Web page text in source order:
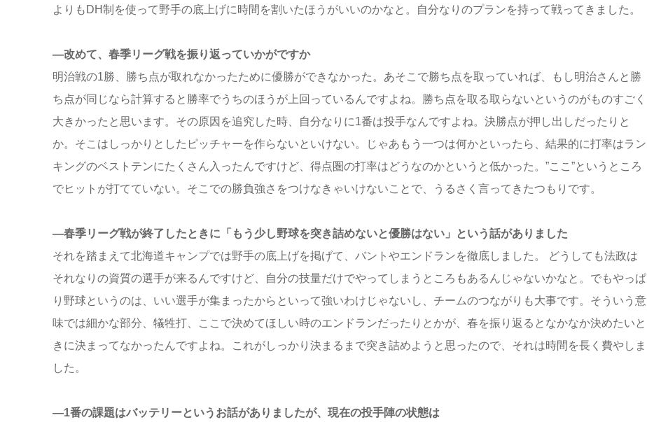
よりもDH制を使って野手の底上げに時間を割いたほうがいいのかなと。自分なりのプランを持って戦ってきました。
―改めて、春季リーグ戦を振り返っていかがですか
明治戦の1勝、勝ち点が取れなかったために優勝ができなかった。あそこで勝ち点を取っていれば、もし明治さんと勝
ち点が同じなら計算すると勝率でうちのほうが上回っているんですよね。勝ち点を取る取らないというのがものすごく
大きかったと思います。その原因を追究した時、自分なりに1番は投手なんですよね。決勝点が押し出しだったりと
か。そこはしっかりとしたピッチャーを作らないといけない。じゃあもう一つは何かといったら、結果的に打率はラン
キングのベストテンにたくさん入ったんですけど、得点圏の打率はどうなのかというと低かった。”ここ”というところ
でヒットが打てていない。そこでの勝負強さをつけなきゃいけないことで、うるさく言ってきたつもりです。
―春季リーグ戦が終了したときに「もう少し野球を突き詰めないと優勝はない」という話がありました
それを踏まえて北海道キャンプでは野手の底上げを掲げて、バントやエンドランを徹底しました。 どうしても法政は
それなりの資質の選手が来るんですけど、自分の技量だけでやってしまうところもあるんじゃないかなと。でもやっぱ
り野球というのは、いい選手が集まったからといって強いわけじゃないし、チームのつながりも大事です。そういう意
味では細かな部分、犠牲打、ここで決めてほしい時のエンドランだったりとかが、春を振り返るとなかなか決めたいと
きに決まってなかったんですよね。これがしっかり決まるまで突き詰めようと思ったので、それは時間を長く費やしま
した。
―1番の課題はバッテリーというお話がありましたが、現在の投手陣の状態は